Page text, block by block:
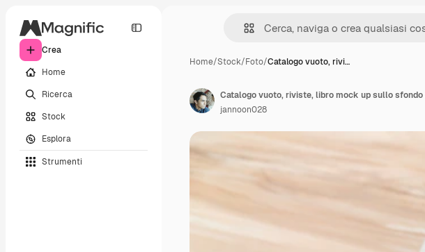
Crea
Home
Ricerca
Stock
Esplora
Strumenti
Home/Stock/Foto/Catalogo vuoto, rivi…
Catalogo vuoto, riviste, libro mock up sullo sfondo
jannoon028